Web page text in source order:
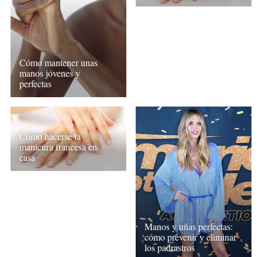
Cómo mantener unas
manos jóvenes y
perfectas
Cómo hacerse la
manicura francesa en
casa
Manos y uñas perfectas:
cómo prevenir y eliminar
los padrastros